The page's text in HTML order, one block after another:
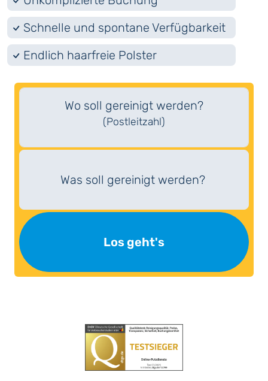
Schnelle und spontane Verfügbarkeit
Endlich haarfreie Polster
Wo soll gereinigt werden?
(Postleitzahl)
Was soll gereinigt werden?
Los geht's